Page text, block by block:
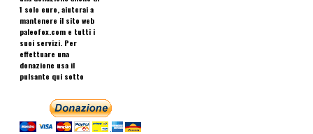
1 solo euro, aiuterai a
mantenere il sito web
paleofox.com e tutti i
suoi servizi. Per
effettuare una
donazione usa il
pulsante qui sotto